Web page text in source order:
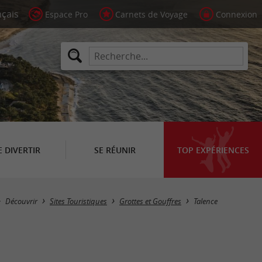
Espace Pro Carnets de Voyage Connexion
DIVERTIR SE RÉUNIR TOP EXPÉRIENCES
Masquer la carte
Découvrir Sites Touristiques Grottes et Gouffres Talence